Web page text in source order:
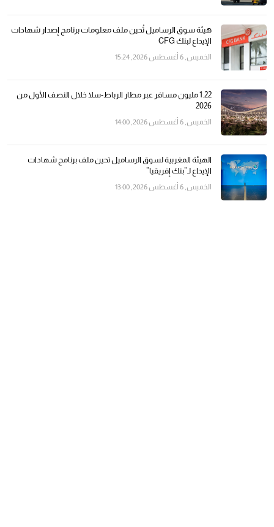
هيئة سوق الرساميل تُحين ملف معلومات برنامج إصدار شهادات
الإيداع لبنك CFG
الخميس, 6 أغسطس 2026, 15:24
1.22 مليون مسافر عبر مطار الرباط-سلا خلال النصف الأول من
2026
الخميس, 6 أغسطس 2026, 14:00
الهيئة المغربية لسوق الرساميل تحين ملف برنامج شهادات
الإيداع لـ”بنك إفريقيا”
الخميس, 6 أغسطس 2026, 13:00